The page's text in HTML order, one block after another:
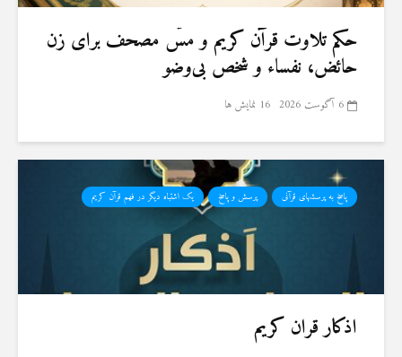
حكم تلاوت قرآن كريم و مسّ مصحف برای زن
حائض، نفساء و شخص بی‌وضو
6 آگوست 2026 16 نمایش ها
پاسخ به پرسشهای قرآنی پرسش و پاسخ یک اشتباه دیگر در فهم قرآن کریم
اذکار قران کریم